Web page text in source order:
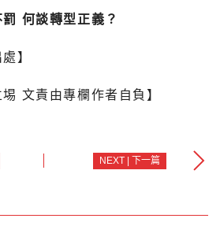
罰 何談轉型正義？
】
文責由專欄作者自負】
NEXT | 下一篇